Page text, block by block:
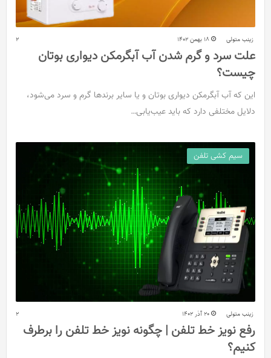
زینب متولی 18 بهمن 1402 2
علت سرد و گرم شدن آب آبگرمکن دیواری بوتان
چیست؟
این که آب آبگرمکن دیواری بوتان و یا سایر برندها گرم و سرد می‌شود،
دلایل مختلفی دارد که باید عیب‌یابی…
سیم کشی تلفن
زینب متولی 20 آذر 1402 2
رفع نویز خط تلفن | چگونه نویز خط تلفن را برطرف
کنیم؟